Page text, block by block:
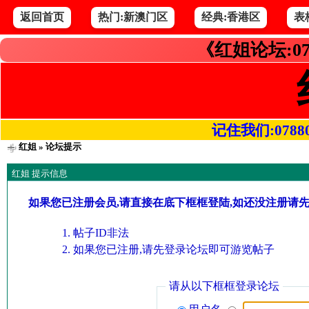
返回首页 热门:新澳门区 经典:香港区 表
《红姐论坛
记住我们
红姐» 论坛提示
红姐 提示信息
如果您已注册会员,请直接在底下框框登陆,如还没注册请
帖子ID非法
如果您已注册,请先登录论坛即可游览帖子
请从以下框框登录论坛